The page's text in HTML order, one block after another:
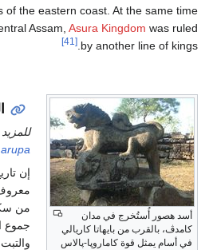
of the eastern coast. At the same time
central Assam,Asura Kingdomwas ruled
by another line of kings.
أسد هصور أُستُخرج في مدان
كامدڤ، بالقرب من بايهاتا كاريالي
في أسام يمثل قوة كاماروپا-پالاس
للمزيد
إن تاريخ
معروف
من سكان
جموع
والتبت